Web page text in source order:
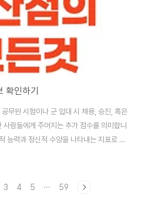
확인하기
무원 시험이나 군 입대 시 채용, 승진, 혹은
람들에게 주어지는 추가 점수를 의미합니
능력과 정신적 수양을 나타내는 지표로 여
단증 가산점의 정의, 혜택, 조건, 그리고 이
로 조회하시고 메모해 두세요! 무도단증 번
3 4 5 ··· 59